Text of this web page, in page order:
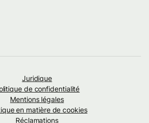
Juridique
de confidentialité
Mentions légales
en matière de cookies
Réclamations